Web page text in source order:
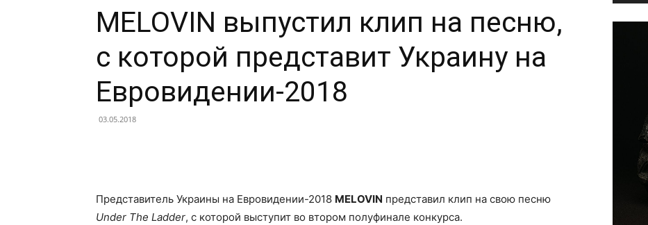
MELOVIN выпустил клип на песню,
с которой представит Украину на
Евровидении-2018
03.05.2018
Представитель Украины на Евровидении-2018 MELOVIN представил клип на свою песню
Under The Ladder, с которой выступит во втором полуфинале конкурса.